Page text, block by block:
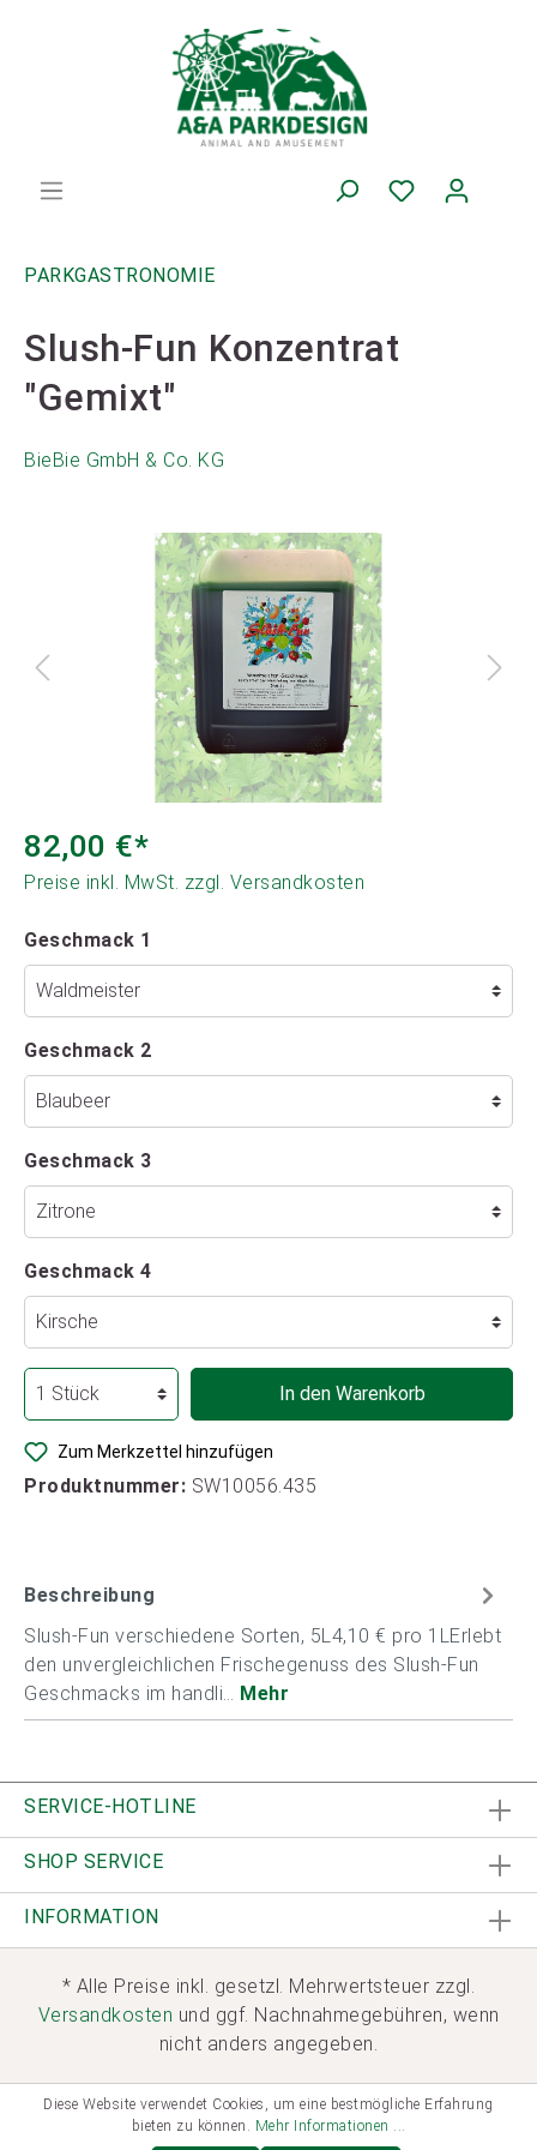
PARKGASTRONOMIE
Slush-Fun Konzentrat
"Gemixt"
BieBie GmbH & Co. KG
82,00 €*
Preise inkl. MwSt. zzgl. Versandkosten
Geschmack 1
Geschmack 2
Geschmack 3
Geschmack 4
In den Warenkorb
Zum Merkzettel hinzufügen
Produktnummer: SW10056.435
Beschreibung
Slush-Fun verschiedene Sorten, 5L4,10 € pro 1LErlebt
den unvergleichlichen Frischegenuss des Slush-Fun
Geschmacks im handli… Mehr
SERVICE-HOTLINE
SHOP SERVICE
INFORMATION
* Alle Preise inkl. gesetzl. Mehrwertsteuer zzgl.
Versandkosten und ggf. Nachnahmegebühren, wenn
nicht anders angegeben.
Diese Website verwendet Cookies, um eine bestmögliche Erfahrung
bieten zu können. Mehr Informationen ...